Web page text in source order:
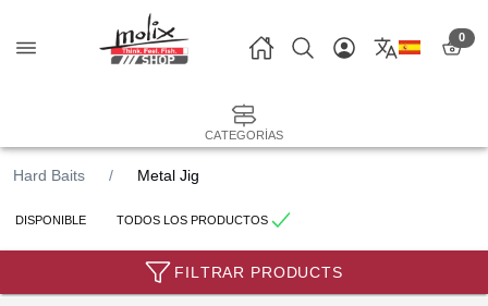
0
CATEGORÍAS
Hard Baits Metal Jig
DISPONIBLE TODOS LOS PRODUCTOS
FILTRAR PRODUCTS